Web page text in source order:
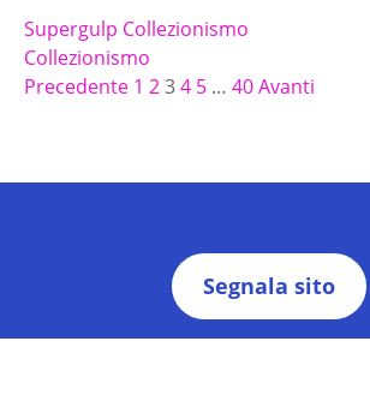
Supergulp Collezionismo
Collezionismo
N
v
a
Precedente 1 234 5 … 40Avanti
Segnala sito